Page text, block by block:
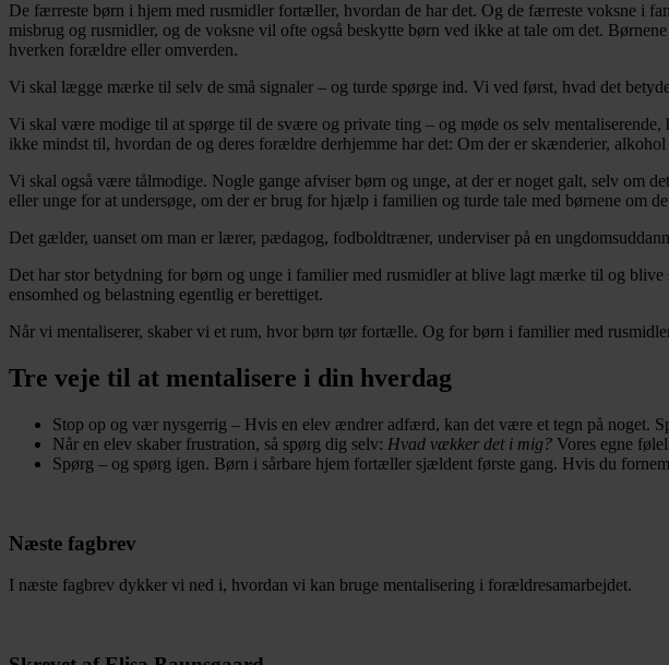
De færreste børn i hjem med rusmidler fortæller, hvordan de har det. Og de færreste voksne i
misbrug og rusmidler, og de voksne vil ofte også beskytte børn ved ikke at tale om det.
hverken forældre eller omverden.
Vi skal lægge mærke til selv de små signaler – og turde spørge ind. Vi ved først, hvad det
Vi skal være modige til at spørge til de svære og private ting – og møde os selv
ikke mindst til, hvordan de og deres forældre derhjemme har det: Om der er skænderier,
Vi skal også være tålmodige. Nogle gange afviser børn og unge, at der er noget galt, selv om
eller unge for at undersøge, om der er brug for hjælp i familien og turde tale med børnene om
Det gælder, uanset om man er lærer, pædagog, fodboldtræner, underviser på en
Det har stor betydning for børn og unge i familier med rusmidler at blive lagt mærke til og
ensomhed og belastning egentlig er berettiget.
Når vi mentaliserer, skaber vi et rum, hvor børn tør fortælle. Og for børn i familier med
Tre veje til at mentalisere i din hverdag
Stop op og vær nysgerrig – Hvis en elev ændrer adfærd, kan det være et tegn på noget.
Når en elev skaber frustration, så spørg dig selv: Hvad vækker det i mig? Vores egne
Spørg – og spørg igen. Børn i sårbare hjem fortæller sjældent første gang. Hvis du
Næste fagbrev
I næste fagbrev dykker vi ned i, hvordan vi kan bruge mentalisering i forældresamarbejdet.